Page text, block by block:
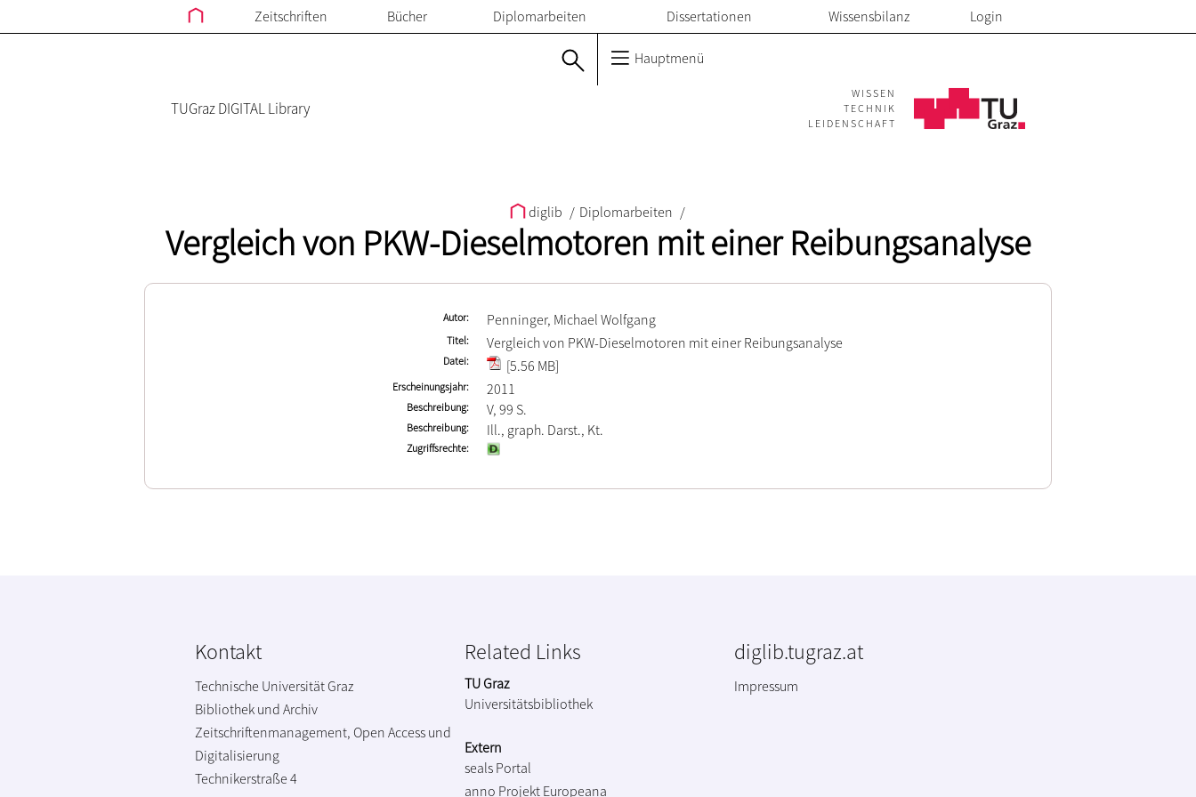
Zeitschriften Bücher Diplomarbeiten Dissertationen Wissensbilanz Login
Hauptmenü
TUGraz DIGITAL Library
WISSEN
TECHNIK
LEIDENSCHAFT
diglib / Diplomarbeiten /
Vergleich von PKW-Dieselmotoren mit einer Reibungsanalyse
Autor Penninger, Michael Wolfgang
Titel Vergleich von PKW-Dieselmotoren mit einer Reibungsanalyse
Datei [5.56 MB]
Erscheinungsjahr 2011
Beschreibung V, 99 S.
Beschreibung Ill., graph. Darst., Kt.
Zugriffsrechte
Kontakt
Technische Universität Graz
Bibliothek und Archiv
Zeitschriftenmanagement, Open Access und
Digitalisierung
Technikerstraße 4
Related Links
TU Graz
Universitätsbibliothek
Extern
seals Portal
anno Projekt Europeana
diglib.tugraz.at
Impressum